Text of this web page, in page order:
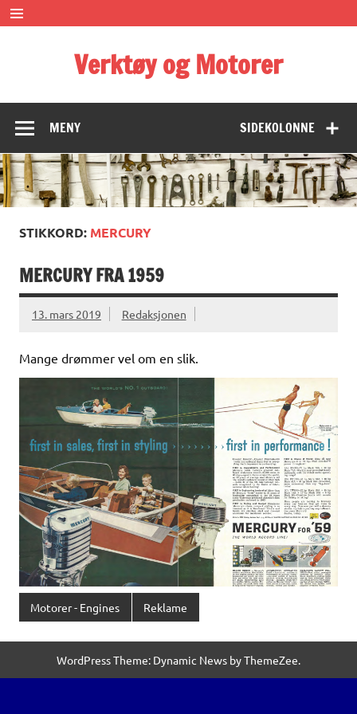
Skip
to
content
Verktøy og Motorer
SIDEKOLONNE
MENY
STIKKORD: MERCURY
MERCURY FRA 1959
13. mars 2019 Redaksjonen
Mange drømmer vel om en slik.
Motorer - Engines Reklame
WordPress Theme: Dynamic News by ThemeZee.